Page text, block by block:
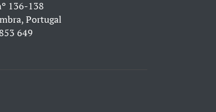
136-138
Portugal
649